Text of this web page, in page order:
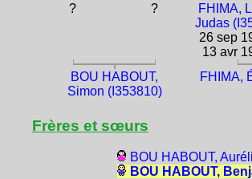
? ?
FHIMA,
Judas
26 sep
13 avr
BOU HABOUT,
Simon (I353810)
FHIMA,
Frères et sœurs
BOU HABOUT,
BOU HABOUT,